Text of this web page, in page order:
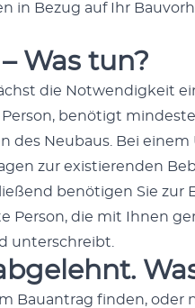
in Bezug auf Ihr
Was tun?
die Notwendigkeit
benötigt
des Neubaus. Bei einem
zur existieren­den
benöti­gen Sie zur
Per­son, die mit Ihnen
unter­schreibt.
Bauantrag find­en, oder